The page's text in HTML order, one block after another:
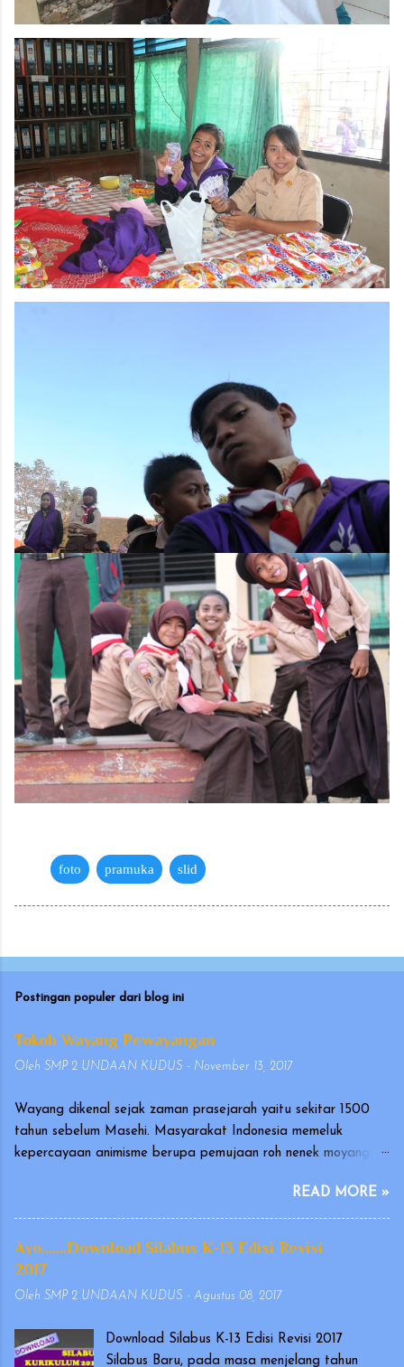
foto pramuka slid
Postingan populer dari blog ini
Tokoh Wayang Pewayangan
Oleh SMP 2 UNDAAN KUDUS - November 13, 2017
Wayang dikenal sejak zaman prasejarah yaitu sekitar 1500
tahun sebelum Masehi. Masyarakat Indonesia memeluk
kepercayaan animisme berupa pemujaan roh nenek moyang
bentuk arca atau gambar. Wayang merupakan seni tradisional
Indonesia yang terutama berkembang di Pulau Jawa dan Bali.
Pertunjukan wayang telah diakui oleh UNESCO pada
tanggal 7 November 2003, sebagai karya kebudayaan yang
indah dan sangat berharga (Masterpiece of Oral and
Intangible Heritage of Humanity). Ada versi wayang yang
dimainkan oleh orang dengan memakai kostum, yang dikenal
READ MORE »
Ayo.......Download Silabus K-13 Edisi Revisi
2017
Oleh SMP 2 UNDAAN KUDUS - Agustus 08, 2017
Download Silabus K-13 Edisi Revisi 2017
Silabus Baru, pada masa menjelang tahun